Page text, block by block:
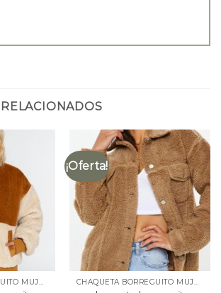
CHAQUETA BORREGUITO MUJER
¡Oferta!
CHAQUETA BORREGUITO MUJER